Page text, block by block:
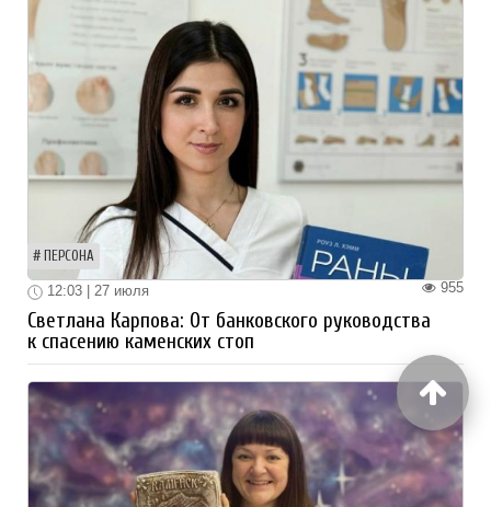
ПЕРСОНА
955
12:03 | 27 июля
Светлана Карпова: От банковского руководства
к спасению каменских стоп